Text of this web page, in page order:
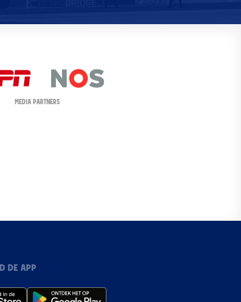
MEDIA PARTNERS
DE APP